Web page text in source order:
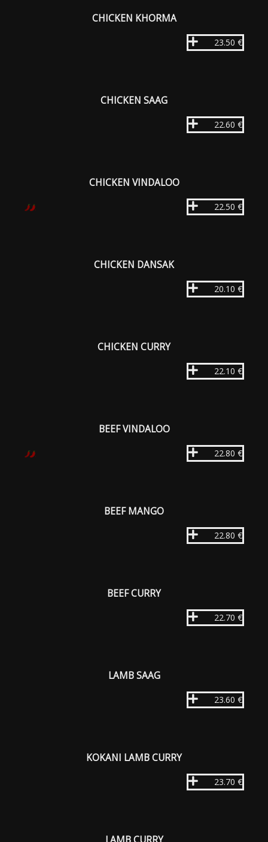
CHICKEN KHORMA
23.50 €
CHICKEN SAAG
22.60 €
CHICKEN VINDALOO
22.50 €
CHICKEN DANSAK
20.10 €
CHICKEN CURRY
22.10 €
BEEF VINDALOO
22.80 €
BEEF MANGO
22.80 €
BEEF CURRY
22.70 €
LAMB SAAG
23.60 €
KOKANI LAMB CURRY
23.70 €